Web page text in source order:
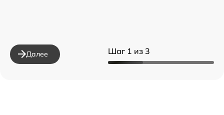
Шаг 1 из 3
Далее